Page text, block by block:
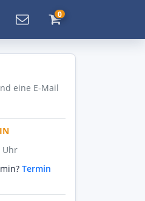
0
eine E-Mail
Uhr
Termin